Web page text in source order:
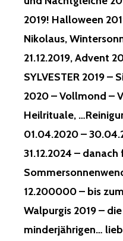
2019! Halloween
Nikolaus,
21.12.2019, Advent
SYLVESTER 2019 –
2020 – Vollmond –
Heilrituale,
01.04.2020 –
31.12.2024 –
12.200000 – bis
Walpurgis 2019 –
minderjährigen…